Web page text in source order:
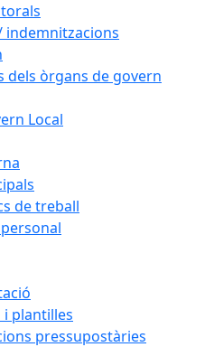
indemnitzacions
dels òrgans de govern
Local
de treball
i plantilles
pressupostàries